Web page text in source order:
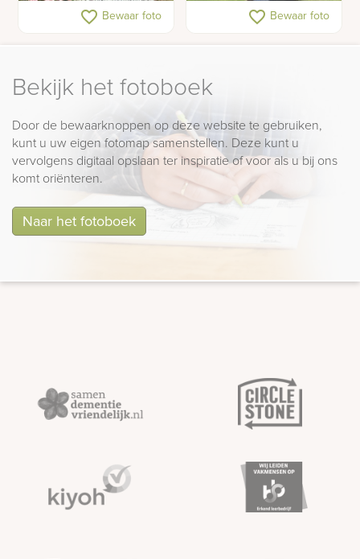
Urnengraf natuursteen
favorite_border Bewaar foto
RVS grafmonument met
favorite_border Bewaar foto
Bekijk het fotoboek
Door de bewaarknoppen op deze website te gebruiken,
kunt u uw eigen fotomap samenstellen. Deze kunt u
vervolgens digitaal opslaan ter inspiratie of voor als u bij ons
komt oriënteren.
Naar het fotoboek